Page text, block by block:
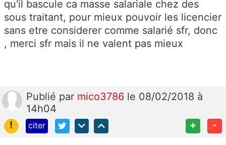
qu'il bascule ca masse salariale chez des
sous traitant, pour mieux pouvoir les licencier
sans etre considerer comme salarié sfr, donc
, merci sfr mais il ne valent pas mieux
Publié par mico3786 le 08/02/2018 à
14h04
!
citer + -